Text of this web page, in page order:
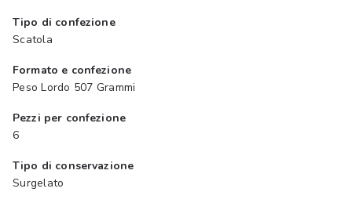
Tipo di confezione
Scatola
Formato e confezione
Peso Lordo 507 Grammi
Pezzi per confezione
6
Tipo di conservazione
Surgelato